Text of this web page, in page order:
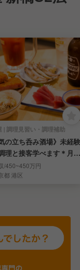
| 調理見習い・調理補助
の立ち呑み酒場》未経験
理と接客学べます＊月
休＊社宅完備
/450~450万円
都 港区